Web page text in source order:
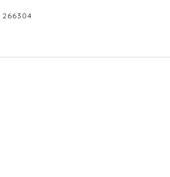
266304